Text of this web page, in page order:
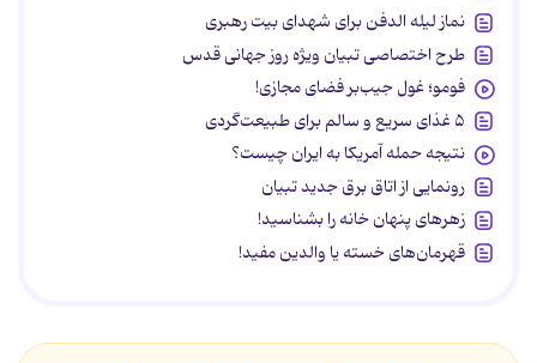
نماز لیله الدفن برای شهدای بیت رهبری
طرح اختصاصی تبیان ویژه روز جهانی قدس
فومو؛ غول جیب‌بر فضای مجازی!
۵ غذای سریع و سالم برای طبیعت‌گردی
نتیجه حمله آمریکا به ایران چیست؟
رونمایی از اتاق برق جدید تبیان
زهرهای پنهان خانه را بشناسید!
قهرمان‌های خسته یا والدین مفید!